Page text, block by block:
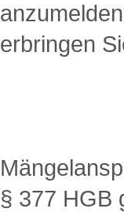
erbringen
§ 377 HGB